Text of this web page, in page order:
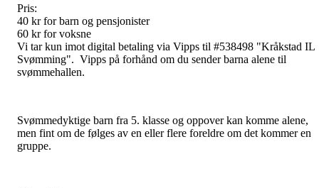
Pris:
40 kr for barn og pensjonister
60 kr for voksne
Vi tar kun imot digital betaling via Vipps til #538498 "Kråkstad IL
Svømming". Vipps på forhånd om du sender barna alene til
svømmehallen.
Svømmedyktige barn fra 5. klasse og oppover kan komme alene,
men fint om de følges av en eller flere foreldre om det kommer en
gruppe.